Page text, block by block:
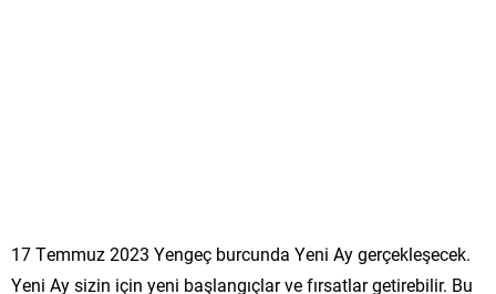
17 Temmuz 2023 Yengeç burcunda Yeni Ay gerçekleşecek.
Yeni Ay sizin için yeni başlangıçlar ve fırsatlar getirebilir. Bu